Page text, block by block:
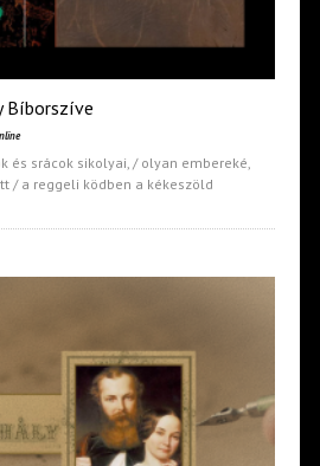
Bíborszíve
és srácok sikolyai, / olyan embereké,
/ a reggeli ködben a kékeszöld